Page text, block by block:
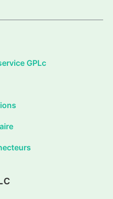
GPLc